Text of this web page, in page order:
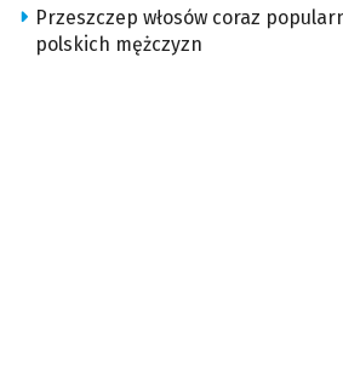
Przeszczep włosów coraz
polskich mężczyzn